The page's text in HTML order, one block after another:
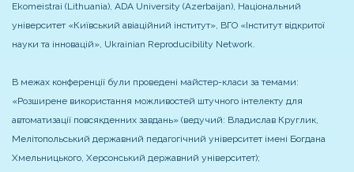
Ekomeistrai (Lithuania), ADA University (Azerbaijan), Національний
університет «Київський авіаційний інститут», ВГО «Інститут відкритої
науки та інновацій», Ukrainian Reproducibility Network.
В межах конференції були проведені майстер-класи за темами:
«Розширене використання можливостей штучного інтелекту для
автоматизації повсякденних завдань» (ведучий: Владислав Круглик,
Мелітопольський державний педагогічний університет імені Богдана
Хмельницького, Херсонський державний університет);